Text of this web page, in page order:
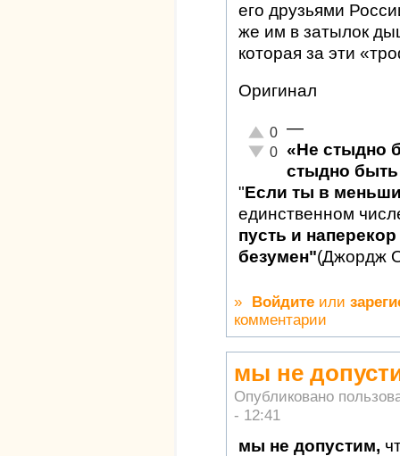
его друзьями
же им в затылок
которая за эти
Оригинал
Отлично!
0
Неадекватно!
0
—
«Не стыдно
стыдно быть
"Если ты в
единственном
пусть и
безумен"(Джордж
» Войдите или
комментарии
мы не
Опубликовано
- 12:41
мы не допустим,